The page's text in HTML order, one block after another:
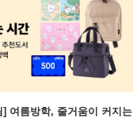
] 여름방학, 줄거움이 커지는